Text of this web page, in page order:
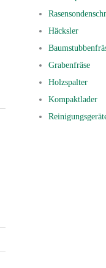
Häcksler
Grabenfräse
Holzspalter
Kompaktlader